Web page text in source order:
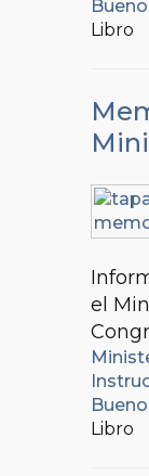
Libro
el
Libro